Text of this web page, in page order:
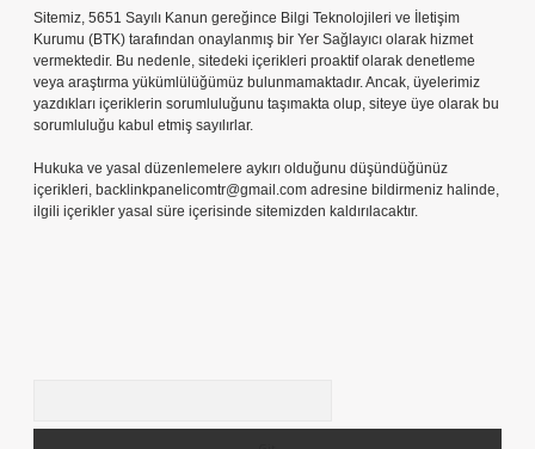
Sitemiz, 5651 Sayılı Kanun gereğince Bilgi Teknolojileri ve İletişim
Kurumu (BTK) tarafından onaylanmış bir Yer Sağlayıcı olarak hizmet
vermektedir. Bu nedenle, sitedeki içerikleri proaktif olarak denetleme
veya araştırma yükümlülüğümüz bulunmamaktadır. Ancak, üyelerimiz
yazdıkları içeriklerin sorumluluğunu taşımakta olup, siteye üye olarak bu
sorumluluğu kabul etmiş sayılırlar.
Hukuka ve yasal düzenlemelere aykırı olduğunu düşündüğünüz
içerikleri, backlinkpanelicomtr@gmail.com adresine bildirmeniz halinde,
ilgili içerikler yasal süre içerisinde sitemizden kaldırılacaktır.